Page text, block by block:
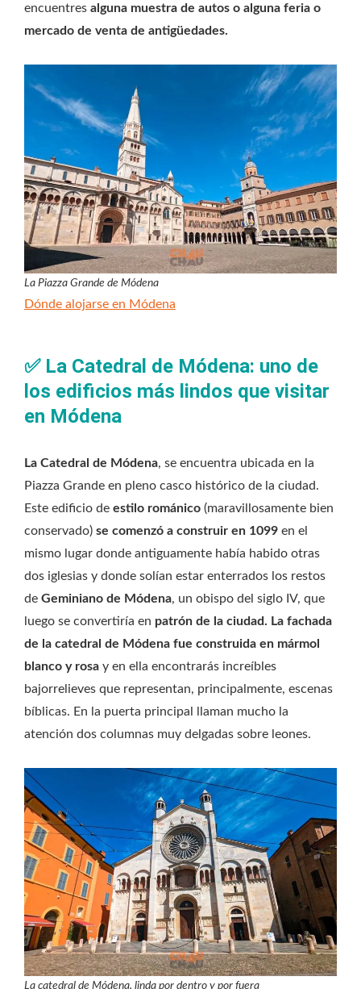
encuentres alguna muestra de autos o alguna feria o
mercado de venta de antigüedades.
La Piazza Grande de Módena
Dónde alojarse en Módena
✅ La Catedral de Módena: uno de
los edificios más lindos que visitar
en Módena
La Catedral de Módena, se encuentra ubicada en la
Piazza Grande en pleno casco histórico de la ciudad.
Este edificio de estilo románico (maravillosamente bien
conservado) se comenzó a construir en 1099 en el
mismo lugar donde antiguamente había habido otras
dos iglesias y donde solían estar enterrados los restos
de Geminiano de Módena, un obispo del siglo IV, que
luego se convertiría en patrón de la ciudad. La fachada
de la catedral de Módena fue construida en mármol
blanco y rosa y en ella encontrarás increíbles
bajorrelieves que representan, principalmente, escenas
bíblicas. En la puerta principal llaman mucho la
atención dos columnas muy delgadas sobre leones.
La catedral de Módena, linda por dentro y por fuera